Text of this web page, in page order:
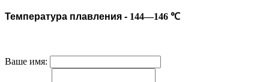
Температура плавления - 144—146 ℃
Ваше имя: